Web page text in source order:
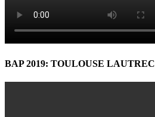
BAP 2019: TOULOUSE LAUTREC